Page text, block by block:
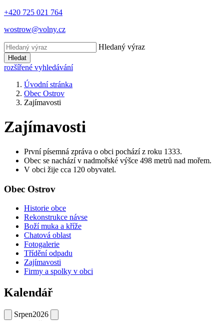
+420 725 021 764
wostrow@volny.cz
Hledaný výraz
Hledat
rozšířené vyhledávání
Úvodní stránka
Obec Ostrov
Zajímavosti
Zajímavosti
První písemná zpráva o obci pochází z roku 1333.
Obec se nachází v nadmořské výšce 498 metrů nad mořem.
V obci žije cca 120 obyvatel.
Obec Ostrov
Historie obce
Rekonstrukce návse
Boží muka a kříže
Chatová oblast
Fotogalerie
Třídění odpadu
Zajímavosti
Firmy a spolky v obci
Kalendář
Srpen2026